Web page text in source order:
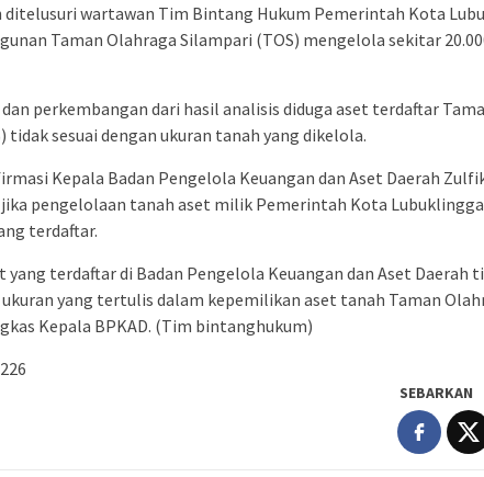
ditelusuri wartawan Tim Bintang Hukum Pemerintah Kota
Taman Olahraga Silampari (TOS) mengelola sekitar
perkembangan dari hasil analisis diduga aset terdaftar
tidak sesuai dengan ukuran tanah yang dikelola.
Kepala Badan Pengelola Keuangan dan Aset Daerah
pengelolaan tanah aset milik Pemerintah Kota
terdaftar.
yang terdaftar di Badan Pengelola Keuangan dan Aset Daerah
yang tertulis dalam kepemilikan aset tanah Taman
Kepala BPKAD. (Tim bintanghukum)
226
SEBARKAN